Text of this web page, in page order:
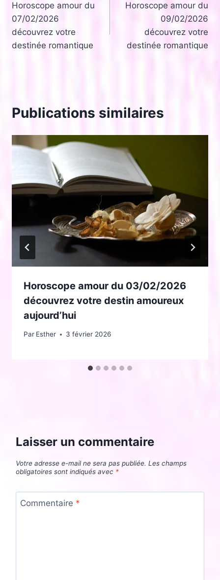
de
l’article
Horoscope amour du
07/02/2026
découvrez votre
destinée romantique
Horoscope amour du
09/02/2026
découvrez votre
destinée romantique
Publications similaires
Horoscope amour du 03/02/2026
découvrez votre destin amoureux
aujourd’hui
Par Esther 3 février 2026
Laisser un commentaire
Votre adresse e-mail ne sera pas publiée. Les champs
obligatoires sont indiqués avec *
Commentaire *